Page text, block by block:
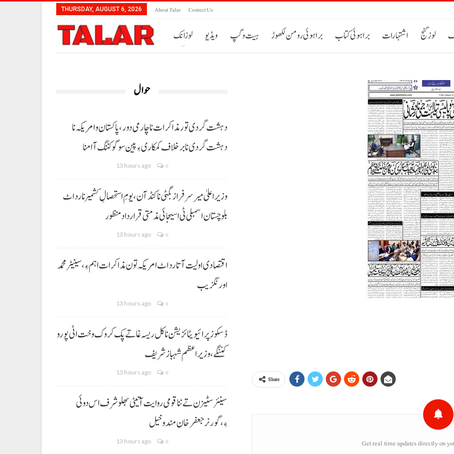
THURSDAY, AUGUST 6, 2026 About Talar Contect Us
لوزانک ویڈیو ہیت و گپ براہوئی رومن لکھوڑ براہوئی کتاب اشتہارات لوز گنج
Share
Get real time updates directly on
حوال
دہشت گردی تور مذاکرات نا چارمی دور،پاکستان و امریکہ نا
دہشت گردی نا برخلاف کمکاری ءِ پین سوگو کننگ آ امنا
13 hours ago 0
وزیراعلیٰ میر سرفراز بگٹی نا کنڈ آن،یومِ استحصالِ کشمیر نا رد اٹ
بلوچستان اسمبلی ٹی اسیجائی مذمتی قرارداد منظور
13 hours ago 0
اقتصادی اولیت آتا رد اٹ امریکہ تون مذاکرات اہم ءِ،سینیٹر محمد
اورنگزیب
13 hours ago 0
ڈسکوز پرائیویٹائزیشن نا کل ریسہ غاتے پک کروک وخت اٹی پورو
کننگے ،وزیراعظم شہباز شریف
13 hours ago 0
سینئر سٹیزن تے ننا قومی روایت آتیٹی بھلو شرف اس دوئی
ءِ،گورنر جعفرخان مندوخیل
13 hours ago 0